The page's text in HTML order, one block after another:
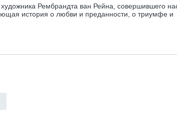
художника Рембрандта ван Рейна, совершившего
история о любви и преданности, о триумфе и